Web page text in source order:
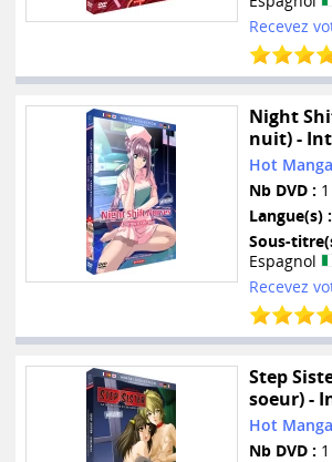
Recevez
Night
nuit) -
Hot Manga
Nb DVD :
Langue(s) :
Sous-
Espagnol
Recevez
Step
soeur) -
Hot Manga
Nb DVD :